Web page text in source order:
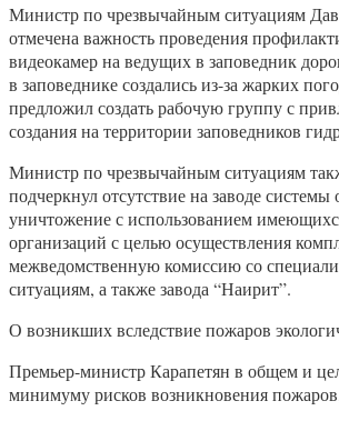
Министр по чрезвычайным ситуациям
отмечена важность проведения
видеокамер на ведущих в заповедник
в заповеднике создались из-за жарких
предложил создать рабочую группу с
создания на территории заповедников
Министр по чрезвычайным ситуациям
подчеркнул отсутствие на заводе
уничтожение с использованием
организаций с целью осуществления
межведомственную комиссию со
ситуациям, а также завода “Наирит”.
О возникших вследствие пожаров
Премьер-министр Карапетян в общем и
минимуму рисков возникновения